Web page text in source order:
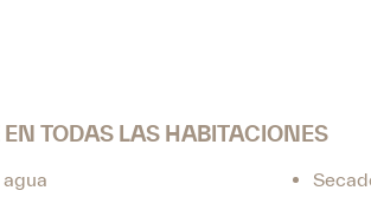
EN TODAS LAS HABITACIONES